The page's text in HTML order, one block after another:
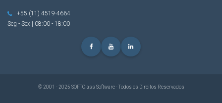
+55 (11) 4519-4664
Seg - Sex | 08:00 - 18:00
© 2001 - 2025 SOFTClass Software - Todos os Direitos Reservados